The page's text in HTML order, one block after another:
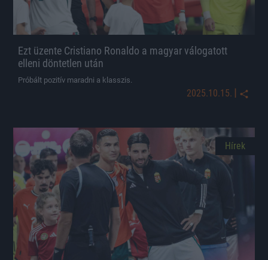
Ezt üzente Cristiano Ronaldo a magyar válogatott
elleni döntetlen után
Próbált pozitív maradni a klasszis.
2025.10.15. |
Hírek